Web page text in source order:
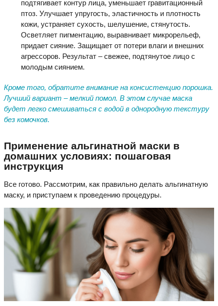
подтягивает контур лица, уменьшает гравитационный
птоз. Улучшает упругость, эластичность и плотность
кожи, устраняет сухость, шелушение, стянутость.
Осветляет пигментацию, выравнивает микрорельеф,
придает сияние. Защищает от потери влаги и внешних
агрессоров. Результат – свежее, подтянутое лицо с
молодым сиянием.
Кроме того, обратите внимание на консистенцию порошка.
Лучший вариант – мелкий помол. В этом случае маска
будет легко смешиваться с водой в однородную текстуру
без комочков.
Применение альгинатной маски в
домашних условиях: пошаговая
инструкция
Все готово. Рассмотрим, как правильно делать альгинатную
маску, и приступаем к проведению процедуры.